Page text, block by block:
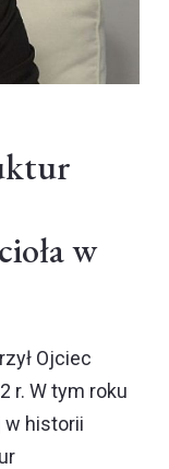
w
Ojciec
r. W tym roku
historii